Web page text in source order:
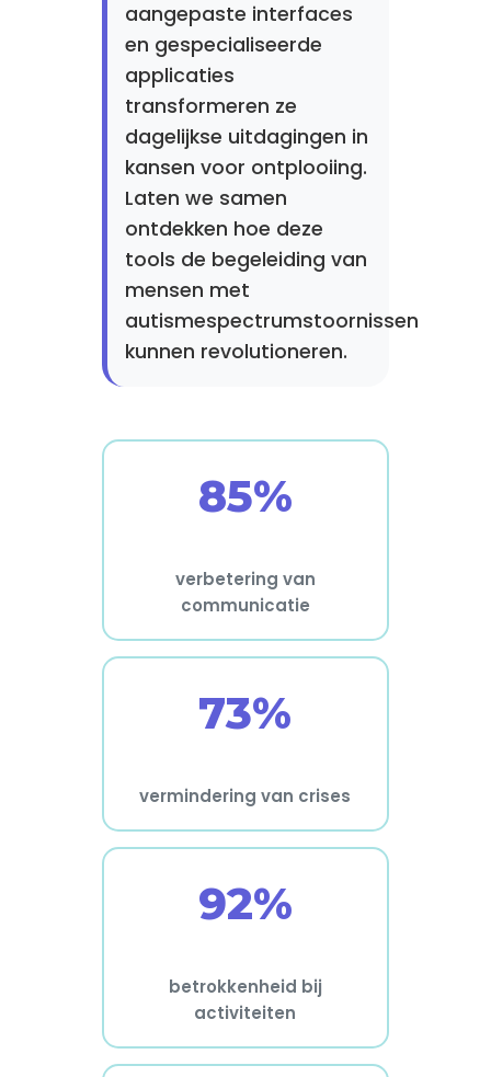
aangepaste interfaces
en gespecialiseerde
applicaties
transformeren ze
dagelijkse uitdagingen in
kansen voor ontplooiing.
Laten we samen
ontdekken hoe deze
tools de begeleiding van
mensen met
autismespectrumstoornissen
kunnen revolutioneren.
85%
verbetering van
communicatie
73%
vermindering van crises
92%
betrokkenheid bij
activiteiten